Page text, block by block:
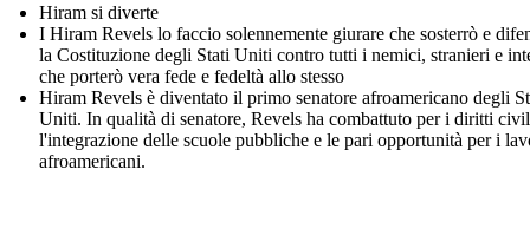
Hiram si diverte
I Hiram Revels lo faccio solennemente giurare che sosterrò e
la Costituzione degli Stati Uniti contro tutti i nemici, stranieri e
che porterò vera fede e fedeltà allo stesso
Hiram Revels è diventato il primo senatore afroamericano degli
Uniti. In qualità di senatore, Revels ha combattuto per i diritti
l'integrazione delle scuole pubbliche e le pari opportunità per i
afroamericani.